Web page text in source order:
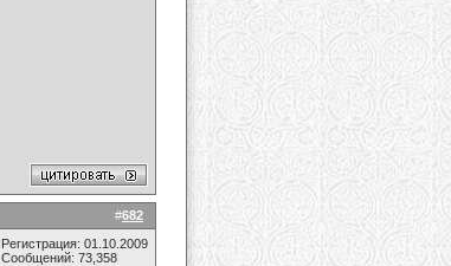
#682
Регистрация: 01.10.2009
Сообщений: 73,358